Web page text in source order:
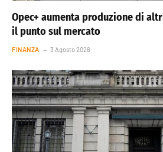
Opec+ aumenta produzione di
il punto sul mercato
FINANZA 3 Agosto 2026